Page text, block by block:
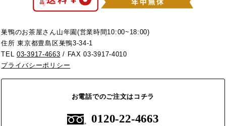
巣鴨のお茶屋さん山年園(営業時間10:00~18:00)
住所 東京都豊島区巣鴨3-34-1
TEL03-3917-4663 / FAX 03-3917-4010
プライバシーポリシー
お電話でのご注文はコチラ
0120-22-4663